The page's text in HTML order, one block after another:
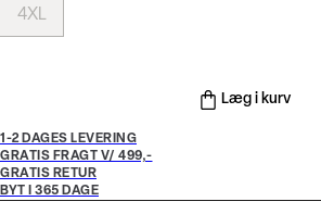
4XL
Læg i kurv
1-2 DAGES LEVERING
GRATIS FRAGT V/ 499,-
GRATIS RETUR
BYT I 365 DAGE